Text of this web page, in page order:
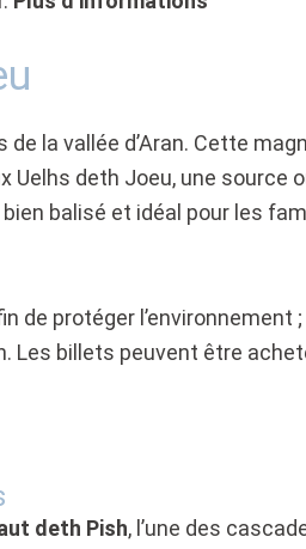
la vallée d’Aran. Cette
deth Joeu, une source
balisé et idéal pour les
de protéger l’environnement ;
billets peuvent être
deth Pish, l’une des